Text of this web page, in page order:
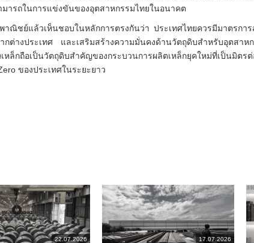
มารถในการแข่งขันของอุตสาหกรรมไทยในอนาคต
ณิชย์แล้วเห็นชอบในหลักการตรงกันว่า ประเทศไทยควรมีมาตรการ
ต่างประเทศ และเสริมสร้างความมั่นคงด้านวัตถุดิบสำหรับอุตสาห
เหล็กถือเป็นวัตถุดิบสำคัญของกระบวนการผลิตเหล็กยุคใหม่ที่เป็นมิต
ของประเทศในระยะยาว
22.07.2026 17.07.2026